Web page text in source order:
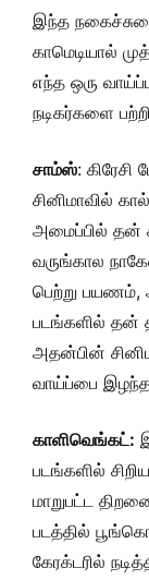
இந்த
காமெடியால்
எந்த ஒரு
நடிகர்களை
சாம்ஸ்:
சினிமாவில்
அமைப்பில் தன்
வருங்கால
பெற்று பயணம்,
படங்களில் தன்
அதன்பின்
வாய்ப்பை
காளிவெங்கட்:
படங்களில்
மாறுபட்ட
படத்தில்
கேரக்டரில்